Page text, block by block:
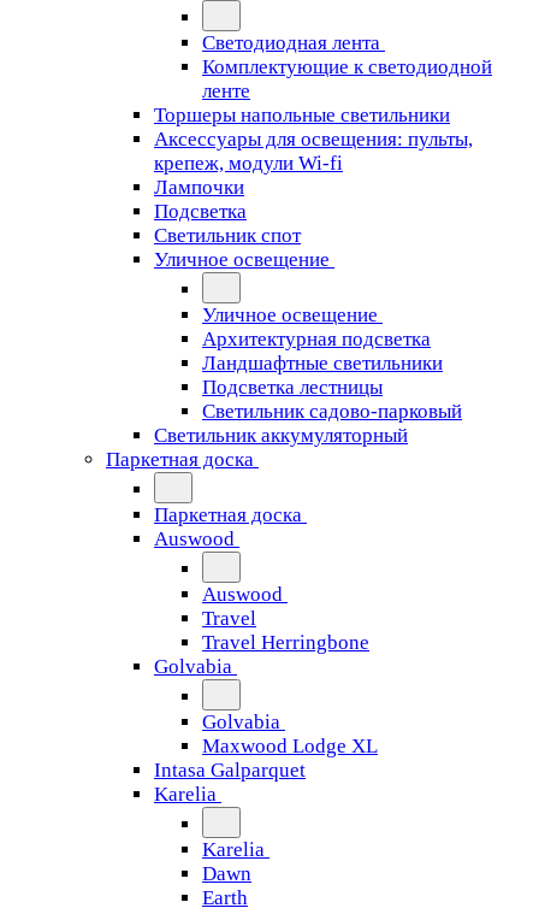
Светодиодная лента
Комплектующие к светодиодной
ленте
Торшеры напольные светильники
Аксессуары для освещения: пульты,
крепеж, модули Wi-fi
Лампочки
Подсветка
Светильник спот
Уличное освещение
Уличное освещение
Архитектурная подсветка
Ландшафтные светильники
Подсветка лестницы
Светильник садово-парковый
Светильник аккумуляторный
Паркетная доска
Паркетная доска
Auswood
Auswood
Travel
Travel Herringbone
Golvabia
Golvabia
Maxwood Lodge XL
Intasa Galparquet
Karelia
Karelia
Dawn
Earth